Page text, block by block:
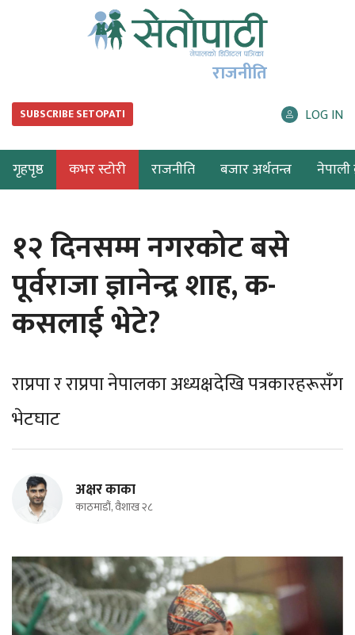
राजनीति
SUBSCRIBE SETOPATI LOG IN
गृहपृष्ठ कभर स्टोरी राजनीति बजार अर्थतन्त्र नेपाली
१२ दिनसम्म नगरकोट बसे
पूर्वराजा ज्ञानेन्द्र शाह, क-
कसलाई भेटे?
राप्रपा र राप्रपा नेपालका अध्यक्षदेखि पत्रकारहरूसँग
भेटघाट
अक्षर काका
काठमाडौं, वैशाख २८